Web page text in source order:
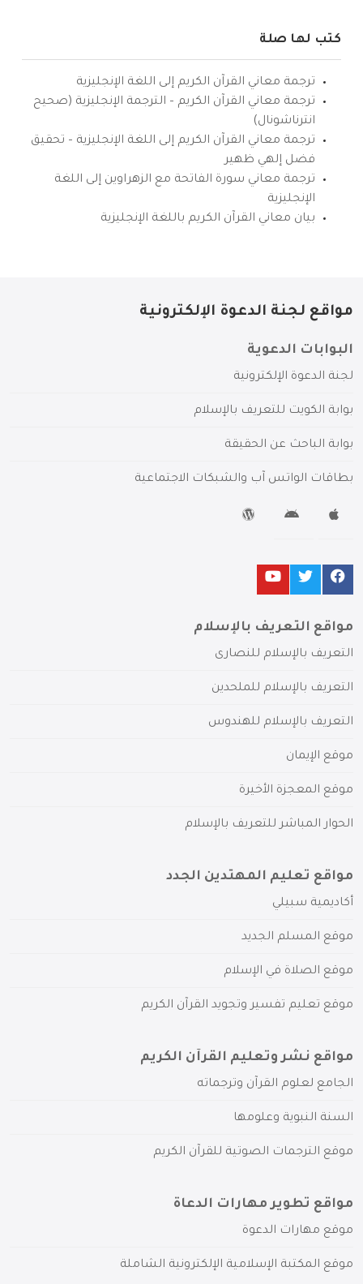
كتب لها صلة
ترجمة معاني القرآن الكريم إلى اللغة الإنجليزية
ترجمة معاني القرآن الكريم – الترجمة الإنجليزية (صحيح
انترناشونال)
ترجمة معاني القرآن الكريم إلى اللغة الإنجليزية – تحقيق
فضل إلهي ظهير
ترجمة معاني سورة الفاتحة مع الزهراوين إلى اللغة
الإنجليزية
بيان معاني القرآن الكريم باللغة الإنجليزية
مواقع لجنة الدعوة الإلكترونية
البوابات الدعوية
لجنة الدعوة الإلكترونية
بوابة الكويت للتعريف بالإسلام
بوابة الباحث عن الحقيقة
بطاقات الواتس آب والشبكات الاجتماعية
مواقع التعريف بالإسلام
التعريف بالإسلام للنصارى
التعريف بالإسلام للملحدين
التعريف بالإسلام للهندوس
موقع الإيمان
موقع المعجزة الأخيرة
الحوار المباشر للتعريف بالإسلام
مواقع تعليم المهتدين الجدد
أكاديمية سبيلي
موقع المسلم الجديد
موقع الصلاة في الإسلام
موقع تعليم تفسير وتجويد القرآن الكريم
مواقع نشر وتعليم القرآن الكريم
الجامع لعلوم القرآن وترجماته
السنة النبوية وعلومها
موقع الترجمات الصوتية للقرآن الكريم
مواقع تطوير مهارات الدعاة
موقع مهارات الدعوة
موقع المكتبة الإسلامية الإلكترونية الشاملة